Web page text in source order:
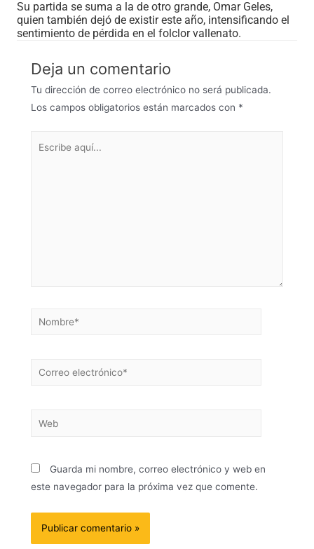
Su partida se suma a la de otro grande, Omar Geles,
quien también dejó de existir este año, intensificando el
sentimiento de pérdida en el folclor vallenato.
Deja un comentario
Tu dirección de correo electrónico no será publicada.
Los campos obligatorios están marcados con *
Guarda mi nombre, correo electrónico y web en
este navegador para la próxima vez que comente.